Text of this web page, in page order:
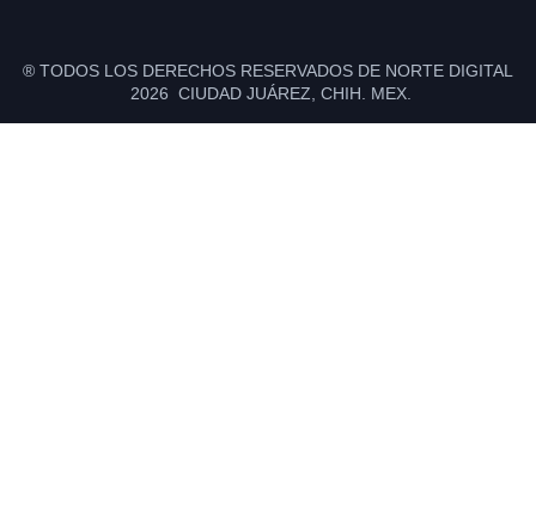
® TODOS LOS DERECHOS RESERVADOS DE NORTE DIGITAL
2026 CIUDAD JUÁREZ, CHIH. MEX.